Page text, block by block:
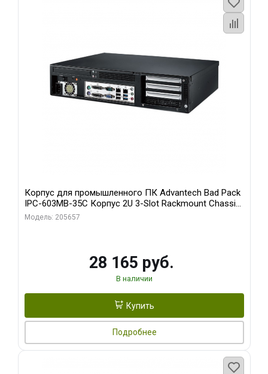
Корпус для промышленного ПК Advantech Bad Pack
IPC-603MB-35C Корпус 2U 3-Slot Rackmount Chassis
for ATX/MicroATX Motherboard with Front I Advantech
Модель: 205657
28 165 руб.
В наличии
Купить
Подробнее